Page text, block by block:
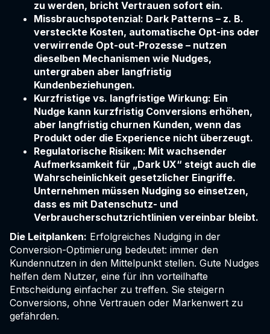
zu werden, bricht Vertrauen sofort ein.
Missbrauchspotenzial: Dark Patterns – z. B.
versteckte Kosten, automatische Opt-ins oder
verwirrende Opt-out-Prozesse – nutzen
dieselben Mechanismen wie Nudges,
untergraben aber langfristig
Kundenbeziehungen.
Kurzfristige vs. langfristige Wirkung: Ein
Nudge kann kurzfristig Conversions erhöhen,
aber langfristig churnen Kunden, wenn das
Produkt oder die Experience nicht überzeugt.
Regulatorische Risiken: Mit wachsender
Aufmerksamkeit für „Dark UX“ steigt auch die
Wahrscheinlichkeit gesetzlicher Eingriffe.
Unternehmen müssen Nudging so einsetzen,
dass es mit Datenschutz- und
Verbraucherschutzrichtlinien vereinbar bleibt.
Die Leitplanken: Erfolgreiches Nudging in der
Conversion-Optimierung bedeutet: immer den
Kundennutzen in den Mittelpunkt stellen. Gute Nudges
helfen dem Nutzer, eine für ihn vorteilhafte
Entscheidung einfacher zu treffen. Sie steigern
Conversions, ohne Vertrauen oder Markenwert zu
gefährden.